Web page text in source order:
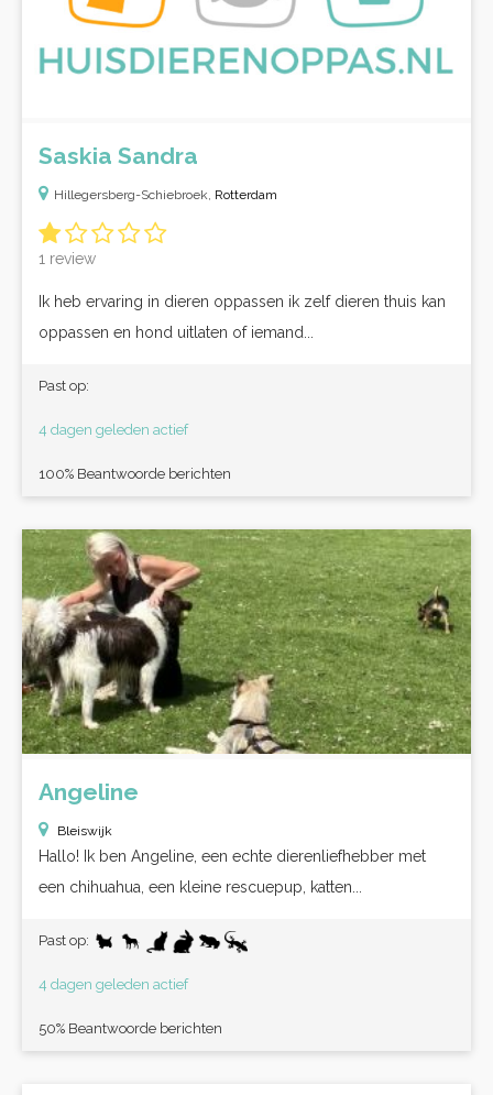
Saskia Sandra
Hillegersberg-Schiebroek, Rotterdam
1 review
Ik heb ervaring in dieren oppassen ik zelf dieren thuis kan
oppassen en hond uitlaten of iemand...
Past op:
4 dagen geleden actief
100% Beantwoorde berichten
Angeline
Bleiswijk
Hallo! Ik ben Angeline, een echte dierenliefhebber met
een chihuahua, een kleine rescuepup, katten...
Past op:
4 dagen geleden actief
50% Beantwoorde berichten